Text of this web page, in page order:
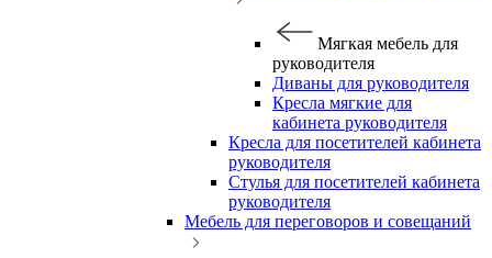
Мягкая мебель для
руководителя
Диваны для руководителя
Кресла мягкие для
кабинета руководителя
Кресла для посетителей кабинета
руководителя
Стулья для посетителей кабинета
руководителя
Мебель для переговоров и совещаний